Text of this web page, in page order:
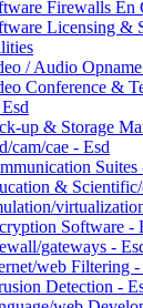
Firewalls En
Licensing &
/ Audio
Conference &
up & Storage
cam/cae - Esd
Suites
&
Software -
gateways -
web Filtering -
Detection -